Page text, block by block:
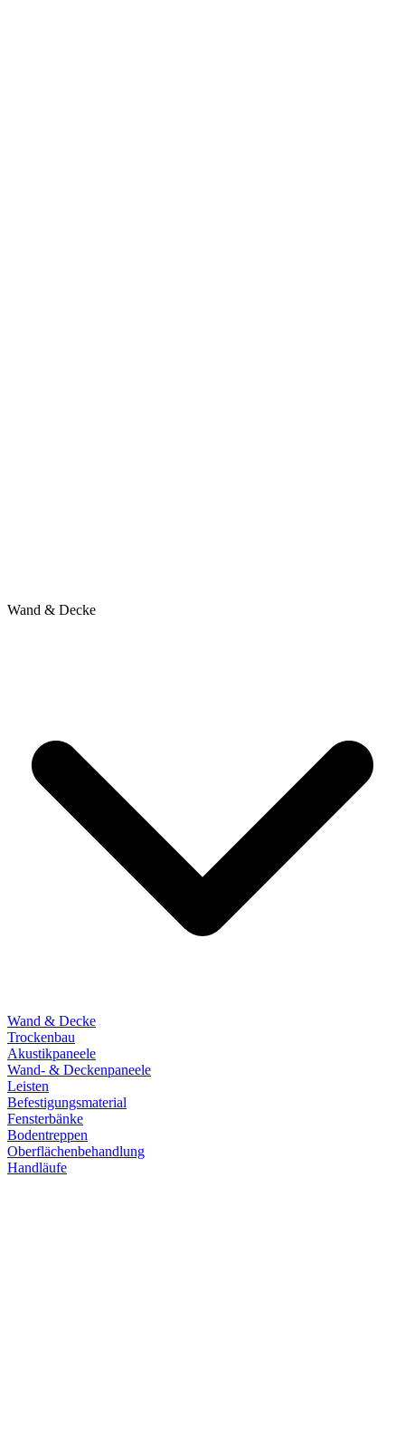
Wand & Decke
Wand & Decke
Trockenbau
Akustikpaneele
Wand- & Deckenpaneele
Leisten
Befestigungsmaterial
Fensterbänke
Bodentreppen
Oberflächenbehandlung
Handläufe